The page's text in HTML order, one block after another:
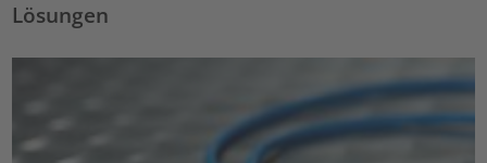
Lösungen